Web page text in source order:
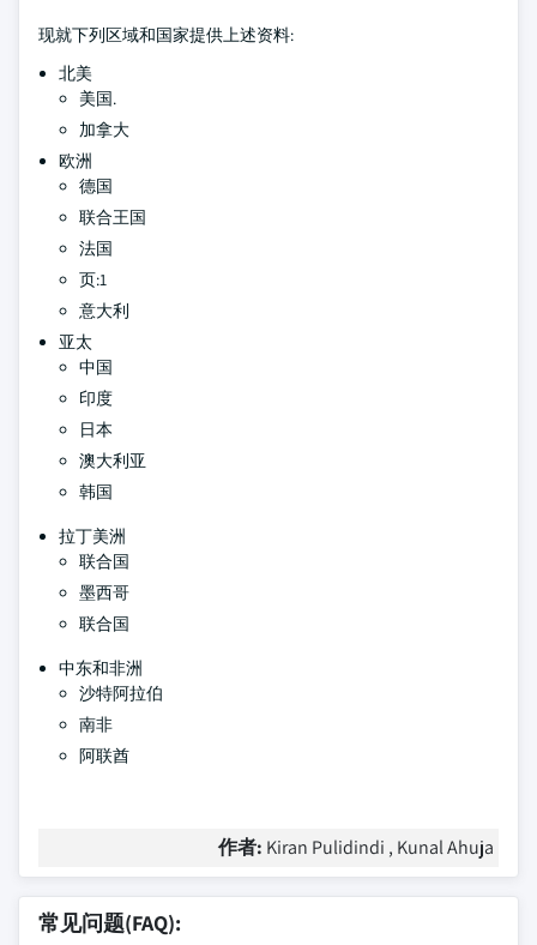
现就下列区域和国家提供上述资料:
北美
美国.
加拿大
欧洲
德国
联合王国
法国
页:1
意大利
亚太
中国
印度
日本
澳大利亚
韩国
拉丁美洲
联合国
墨西哥
联合国
中东和非洲
沙特阿拉伯
南非
阿联酋
作者: Kiran Pulidindi , Kunal Ahuja
常见问题(FAQ):